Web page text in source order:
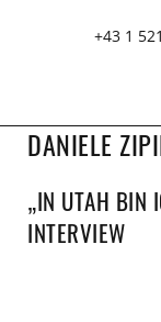
+43 1
DANIELE
„IN UTAH BIN
INTERVIEW